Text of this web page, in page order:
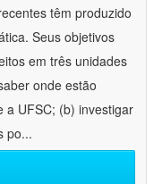
têm produzido
Seus objetivos
em três unidades
onde estão
a UFSC; (b) investigar
po...